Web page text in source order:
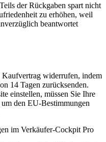
der Rückgaben spart nicht
zu erhöhen, weil
beantwortet
widerrufen, indem
14 Tagen zurücksenden.
einstellen, müssen Sie Ihre
den EU-Bestimmungen
im Verkäufer-Cockpit Pro